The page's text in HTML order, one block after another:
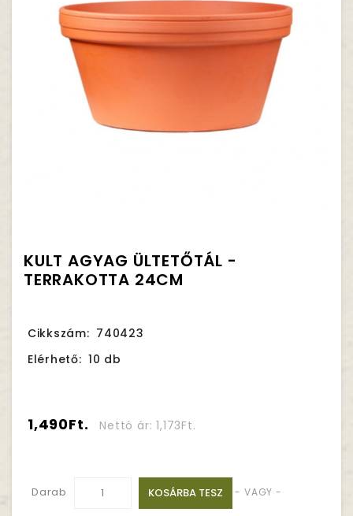
KULT AGYAG ÜLTETŐTÁL -
TERRAKOTTA 24CM
Cikkszám: 740423
Elérhető: 10 db
1,490Ft. Nettó ár: 1,173Ft.
Darab KOSÁRBA TESZ - VAGY -